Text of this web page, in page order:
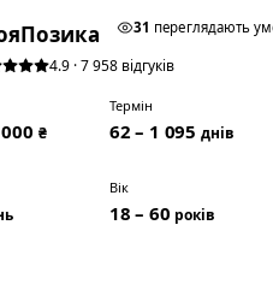
31 переглядають
4.9 · 7 958 відгуків
₴
Термін
62 – 1 095днів
Вік
18 – 60 років